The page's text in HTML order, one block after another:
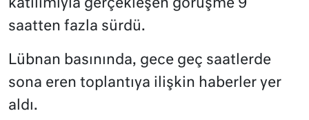
katılımıyla gerçekleşen görüşme 9
saatten fazla sürdü.
Lübnan basınında, gece geç saatlerde
sona eren toplantıya ilişkin haberler yer
aldı.